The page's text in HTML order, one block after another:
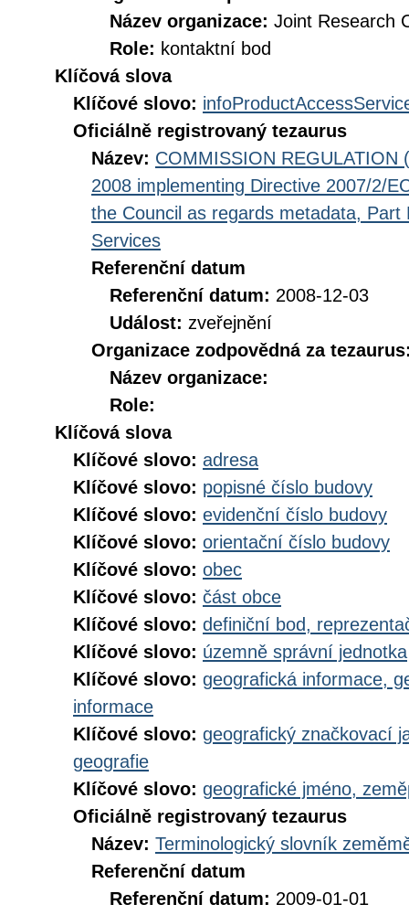
Název organizace: Joint Research
Role: kontaktní bod
Klíčová slova
Klíčové slovo:
Oficiálně registrovaný tezaurus
Název: COMMISSION REGULATION
2008 implementing Directive 2007/2/
the Council as regards metadata,
Services
Referenční datum
Referenční datum: 2008-12-03
Událost: zveřejnění
Organizace zodpovědná za
Název organizace:
Role:
Klíčová slova
Klíčové slovo: adresa
Klíčové slovo: popisné číslo budovy
Klíčové slovo: evidenční číslo budovy
Klíčové slovo: orientační číslo budovy
Klíčové slovo: obec
Klíčové slovo: část obce
Klíčové slovo: definiční bod,
Klíčové slovo: územně správní jednotka
Klíčové slovo: geografická informace,
informace
Klíčové slovo: geografický značkovací
geografie
Klíčové slovo: geografické jméno,
Oficiálně registrovaný tezaurus
Název: Terminologický slovník
Referenční datum
Referenční datum: 2009-01-01